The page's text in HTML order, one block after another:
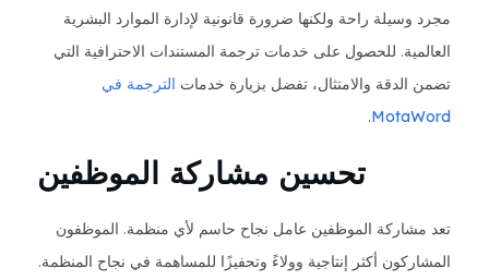
مجرد وسيلة راحة ولكنها ضرورة قانونية لإدارة الموارد البشرية
العالمية. للحصول على خدمات ترجمة المستندات الاحترافية التي
تضمن الدقة والامتثال، تفضل بزيارة خدمات الترجمة في
MotaWord
.
تحسين مشاركة الموظفين
تعد مشاركة الموظفين عامل نجاح حاسم لأي منظمة. الموظفون
المشاركون أكثر إنتاجية وولاءً وتحفيزًا للمساهمة في نجاح المنظمة.